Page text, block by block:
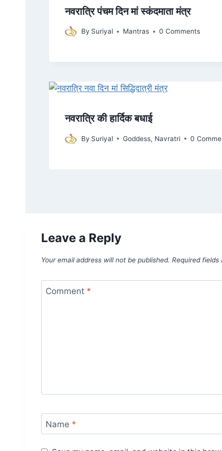
नवरात्रि पंचम दिन मां स्कंदमाता मंत्र
By Suriyal Mantras 0 Comments
नवरात्रि की हार्दिक बधाई
By Suriyal Goddess, Navratri 0
Leave a Reply
Your email address will not be published. Required fields
Comment *
Name *